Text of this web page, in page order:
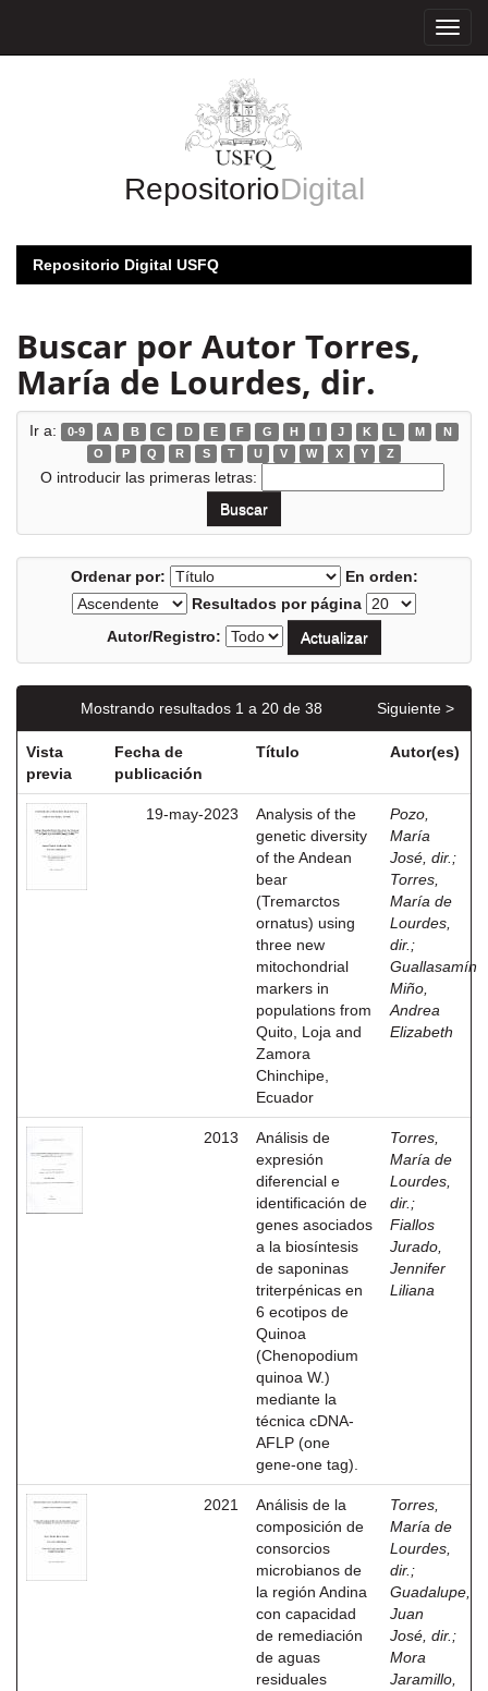
RepositorioDigital
Repositorio Digital USFQ
Buscar por Autor Torres,
María de Lourdes, dir.
Ir a: 0-9 A B C D E F G H I J K L M
N
O
P Q R S T U V W X Y Z
O introducir las primeras letras:
Ordenar por:
En orden:
Resultados por página
Autor/Registro:
Mostrando resultados 1 a 20 de 38 Siguiente >
Vista
previa
Fecha de
publicación
Título Autor(es)
19-may-2023
Analysis of the
genetic diversity
of the Andean
bear
(Tremarctos
ornatus) using
three new
mitochondrial
markers in
populations from
Quito, Loja and
Zamora
Chinchipe,
Ecuador
Pozo,
María
José, dir. ;
Torres,
María de
Lourdes,
dir. ;
Guallasamín
Miño,
Andrea
Elizabeth
2013
Análisis de
expresión
diferencial e
identificación de
genes asociados
a la biosíntesis
de saponinas
triterpénicas en
6 ecotipos de
Quinoa
(Chenopodium
quinoa W.)
mediante la
técnica cDNA-
AFLP (one
gene-one tag).
Torres,
María de
Lourdes,
dir. ;
Fiallos
Jurado,
Jennifer
Liliana
2021
Análisis de la
composición de
consorcios
microbianos de
la región Andina
con capacidad
de remediación
de aguas
residuales
Torres,
María de
Lourdes,
dir. ;
Guadalupe,
Juan
José, dir. ;
Mora
Jaramillo,